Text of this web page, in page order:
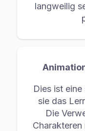
langweilig
Dies ist
sie das
Die